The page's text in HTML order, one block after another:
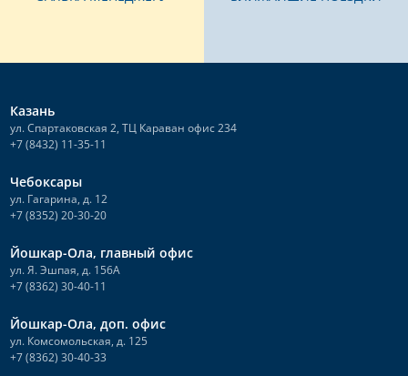
Казань
ул. Спартаковская 2, ТЦ Караван офис 234
+7 (8432) 11-35-11
Чебоксары
ул. Гагарина, д. 12
+7 (8352) 20-30-20
Йошкар-Ола, главный офис
ул. Я. Эшпая, д. 156А
+7 (8362) 30-40-11
Йошкар-Ола, доп. офис
ул. Комсомольская, д. 125
+7 (8362) 30-40-33